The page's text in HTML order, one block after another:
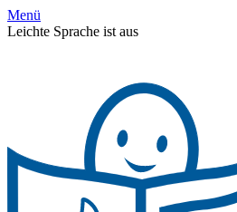
Menü
Leichte Sprache ist aus